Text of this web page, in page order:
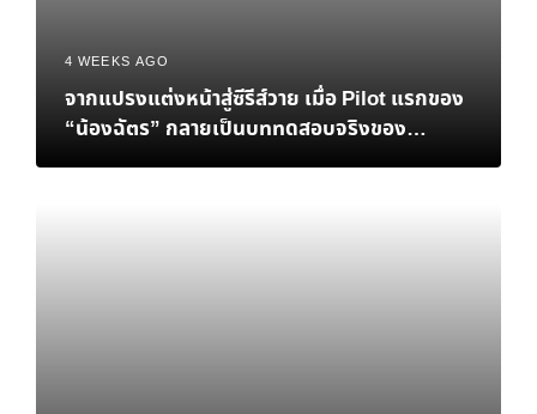
4 WEEKS AGO
จากแปรงแต่งหน้าสู่ซีรีส์วาย เมื่อ Pilot แรกของ
“น้องฉัตร” กลายเป็นบททดสอบจริงของ